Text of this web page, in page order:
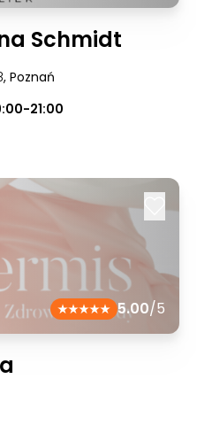
Schmidt
, Poznań
21:00
5.00/5